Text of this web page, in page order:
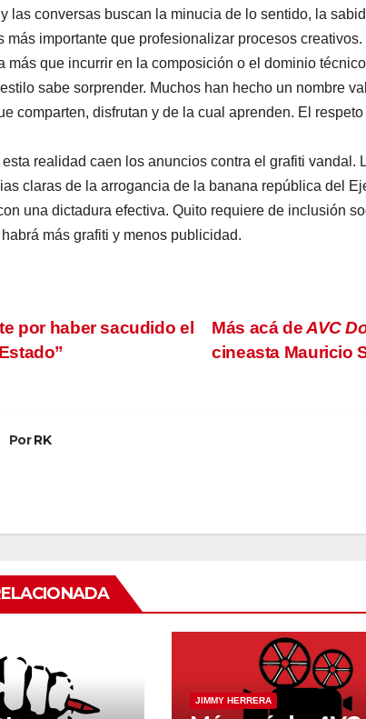
las conversas buscan la minucia de lo sentido, la
más importante que profesionalizar procesos
más que incurrir en la composición o el dominio
sabe sorprender. Muchos han hecho un nombre
comparten, disfrutan y de la cual aprenden. El
esta realidad caen los anuncios contra el grafiti vandal.
claras de la arrogancia de la banana república del
una dictadura efectiva. Quito requiere de inclusión
más grafiti y menos publicidad.
Más acá deAVC
cineasta Mauricio
por haber sacudido el
PorRK
JIMMY HERRERA